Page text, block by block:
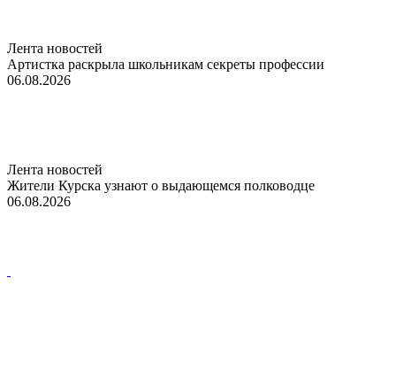
Лента новостей
Артистка раскрыла школьникам секреты профессии
06.08.2026
Лента новостей
Жители Курска узнают о выдающемся полководце
06.08.2026